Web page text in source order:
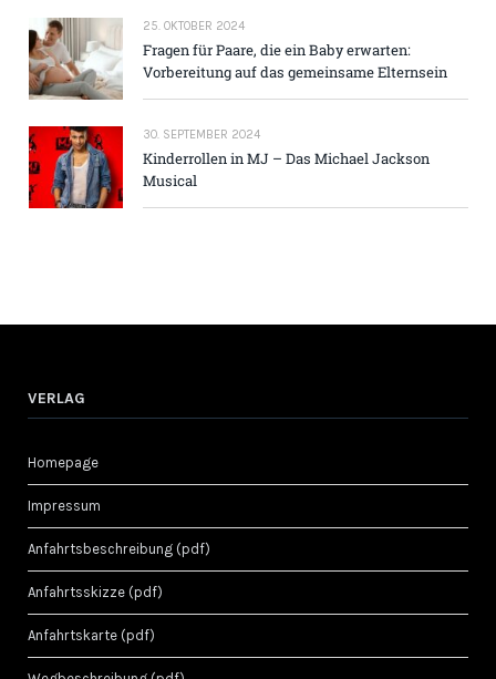
25. OKTOBER 2024
Fragen für Paare, die ein Baby erwarten:
Vorbereitung auf das gemeinsame Elternsein
30. SEPTEMBER 2024
Kinderrollen in MJ – Das Michael Jackson
Musical
VERLAG
Homepage
Impressum
Anfahrtsbeschreibung (pdf)
Anfahrtsskizze (pdf)
Anfahrtskarte (pdf)